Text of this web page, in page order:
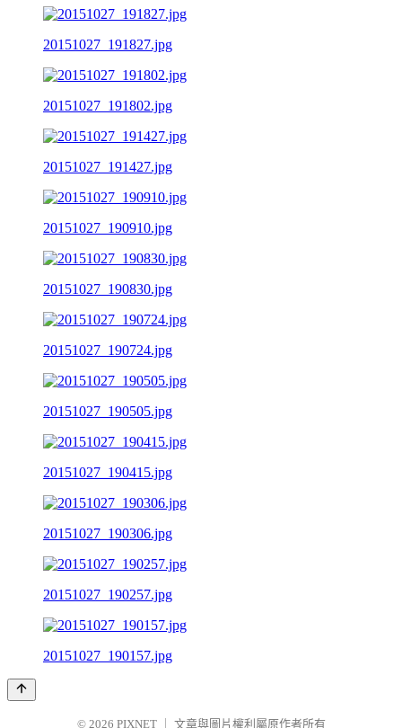
20151027_191827.jpg
20151027_191802.jpg
20151027_191427.jpg
20151027_190910.jpg
20151027_190830.jpg
20151027_190724.jpg
20151027_190505.jpg
20151027_190415.jpg
20151027_190306.jpg
20151027_190257.jpg
20151027_190157.jpg
© 2026 PIXNET 文章與圖片權利屬原作者所有